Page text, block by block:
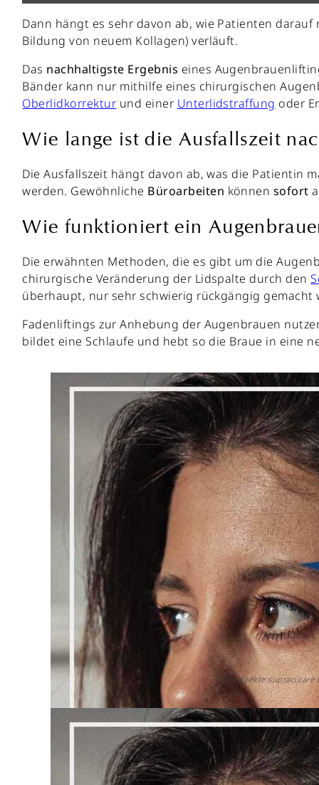
Dann hängt es sehr davon ab, wie Patienten
Bildung von neuem Kollagen) verläuft.
Das nachhaltigste Ergebnis eines
Bänder kann nur mithilfe eines chirurgischen
Oberlidkorrektur und einer Unterlidstraffung oder
Wie lange ist die Ausfallszeit
Die Ausfallszeit hängt davon ab, was die Patientin
werden. Gewöhnliche Büroarbeiten können sofort
Wie funktioniert ein
Die erwähnten Methoden, die es gibt um die
chirurgische Veränderung der Lidspalte durch den
überhaupt, nur sehr schwierig rückgängig gemacht
Fadenliftings zur Anhebung der Augenbrauen
bildet eine Schlaufe und hebt so die Braue in eine
Das direkte